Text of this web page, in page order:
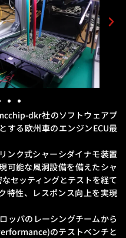
dkr社のソフトウェアプ
する欧州車のエンジンECU最
ンク式シャーシダイナモ装置
可能な風洞設備を備えたシャ
なセッティングとテストを経て
特性、レスポンス向上を実現
ッパのレーシングチームから
のテストベンチと